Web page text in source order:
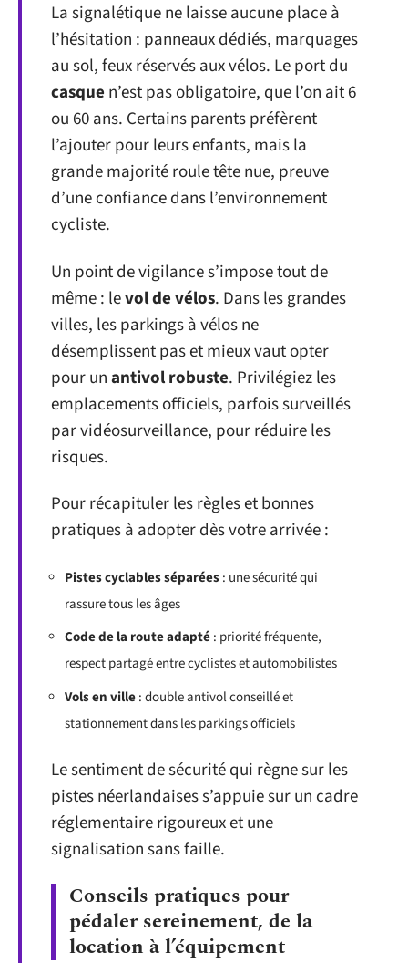
La signalétique ne laisse aucune place à
l’hésitation : panneaux dédiés, marquages
au sol, feux réservés aux vélos. Le port du
casque n’est pas obligatoire, que l’on ait 6
ou 60 ans. Certains parents préfèrent
l’ajouter pour leurs enfants, mais la
grande majorité roule tête nue, preuve
d’une confiance dans l’environnement
cycliste.
Un point de vigilance s’impose tout de
même : levol de vélos. Dans les grandes
villes, les parkings à vélos ne
désemplissent pas et mieux vaut opter
pour unantivol robuste. Privilégiez les
emplacements officiels, parfois surveillés
par vidéosurveillance, pour réduire les
risques.
Pour récapituler les règles et bonnes
pratiques à adopter dès votre arrivée :
Pistes cyclables séparées: une sécurité qui
rassure tous les âges
Code de la route adapté: priorité fréquente,
respect partagé entre cyclistes et automobilistes
Vols en ville: double antivol conseillé et
stationnement dans les parkings officiels
Le sentiment de sécurité qui règne sur les
pistes néerlandaises s’appuie sur un cadre
réglementaire rigoureux et une
signalisation sans faille.
Conseils pratiques pour
pédaler sereinement, de la
location à l’équipement